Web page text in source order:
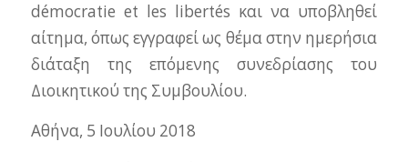
démocratie et les libertés και να υποβληθεί
αίτημα, όπως εγγραφεί ως θέμα στην ημερήσια
διάταξη της επόμενης συνεδρίασης του
Διοικητικού της Συμβουλίου.
Αθήνα, 5 Ιουλίου 2018